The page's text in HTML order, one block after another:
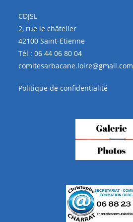
CDJSL
2, rue le châtelier
42100 Saint-Etienne
Tél :06 44 06 80 04
comitesarbacane.loire@gmail.com
Politique de confidentialité